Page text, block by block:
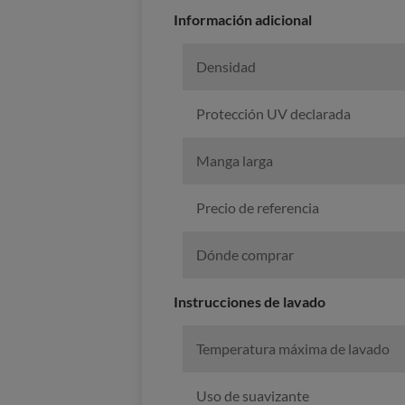
Información adicional
Densidad
Protección UV declarada
Manga larga
Precio de referencia
Dónde comprar
Instrucciones de lavado
Temperatura máxima de lavado
Uso de suavizante